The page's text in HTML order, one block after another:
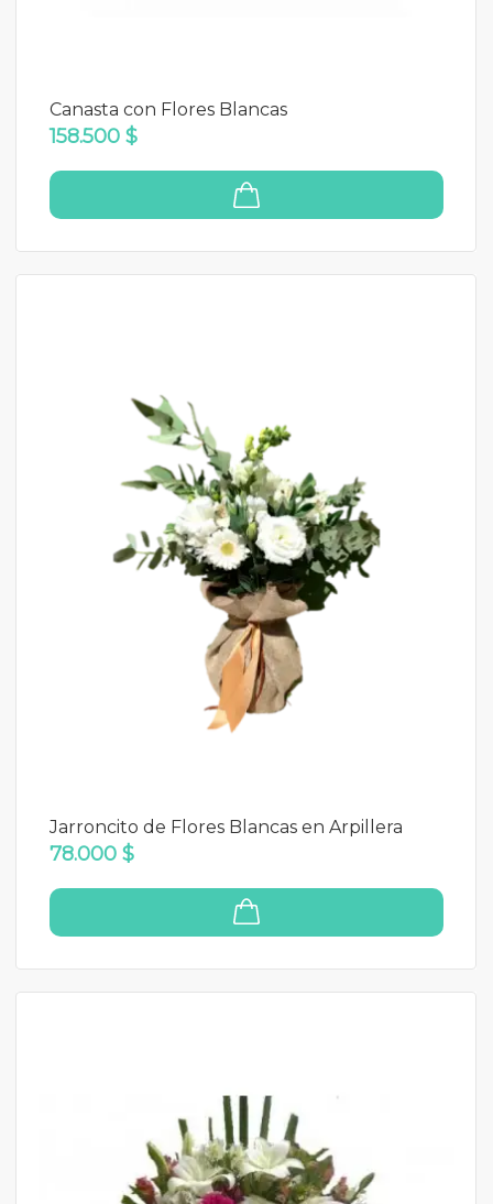
Canasta con Flores Blancas
158.500 $
Jarroncito de Flores Blancas en Arpillera
78.000 $